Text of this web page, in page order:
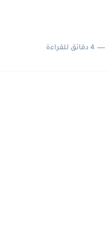
4 دقائق للقراءة